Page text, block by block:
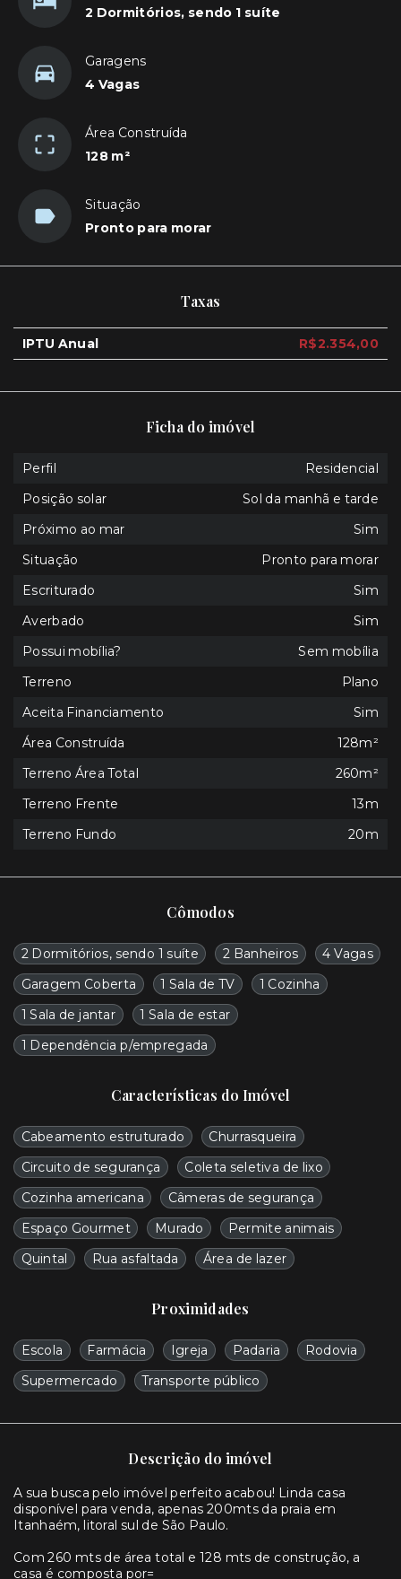
2 Dormitórios, sendo 1 suíte
Garagens
4 Vagas
Área Construída
128 m²
Situação
Pronto para morar
Cômodos
2 Dormitórios, sendo 1 suíte 2 Banheiros
4 Vagas
Garagem Coberta
1 Sala de TV
1 Cozinha
1 Sala de jantar
1 Sala de estar
1 Dependência p/empregada
Características do Imóvel
Cabeamento estruturado
Churrasqueira
Circuito de segurança
Coleta seletiva de lixo
Cozinha americana
Câmeras de segurança
Espaço Gourmet
Murado
Permite animais
Quintal
Rua asfaltada Área de lazer
Proximidades
Escola Farmácia Igreja Padaria
Rodovia
Supermercado
Transporte público
Descrição do imóvel
A sua busca pelo imóvel perfeito acabou! Linda casa
disponível para venda, apenas 200mts da praia em
Itanhaém, litoral sul de São Paulo.
Com 260 mts de área total e 128 mts de construção, a
casa é composta por=
Taxas
IPTU Anual R$2.354,00
Ficha do imóvel
Perfil
Residencial
Posição solar
Sol da manhã e tarde
Próximo ao mar
Sim
Situação
Pronto para morar
Escriturado
Sim
Averbado
Sim
Possui mobília?
Sem mobília
Terreno
Plano
Aceita Financiamento
Sim
Área Construída
128m²
Terreno Área Total
260m²
Terreno Frente
13m
Terreno Fundo
20m